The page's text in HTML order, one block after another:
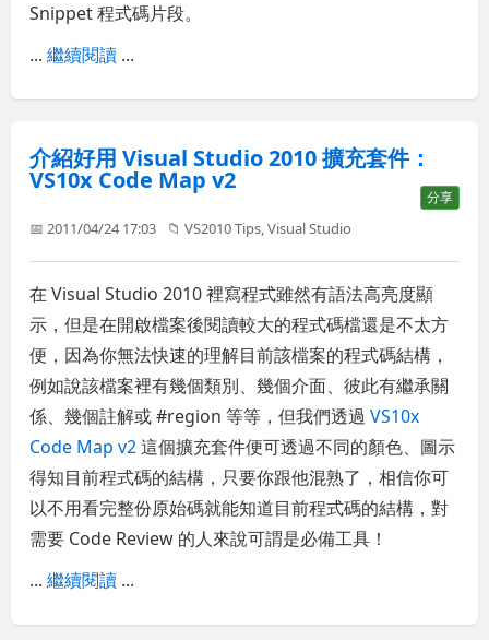
Snippet 程式碼片段。
...繼續閱讀 ...
介紹好用 Visual Studio 2010 擴充套件：
VS10x Code Map v2
分享
📅 2011/04/24 17:03 📁VS2010 Tips,Visual Studio
在 Visual Studio 2010 裡寫程式雖然有語法高亮度顯
示，但是在開啟檔案後閱讀較大的程式碼檔還是不太方
便，因為你無法快速的理解目前該檔案的程式碼結構，
例如說該檔案裡有幾個類別、幾個介面、彼此有繼承關
係、幾個註解或 #region 等等，但我們透過VS10x
Code Map v2這個擴充套件便可透過不同的顏色、圖示
得知目前程式碼的結構，只要你跟他混熟了，相信你可
以不用看完整份原始碼就能知道目前程式碼的結構，對
需要 Code Review 的人來說可謂是必備工具！
...繼續閱讀 ...